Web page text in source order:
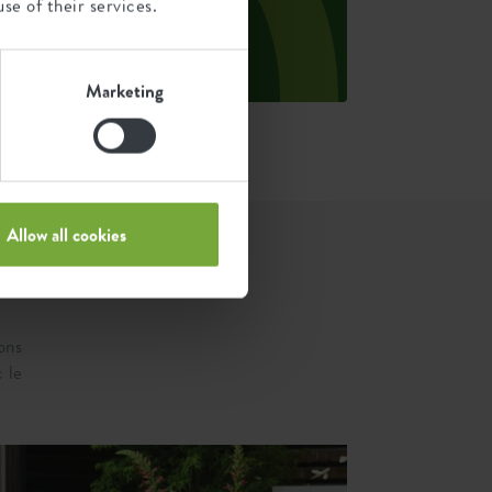
Marketing
Allow all cookies
le